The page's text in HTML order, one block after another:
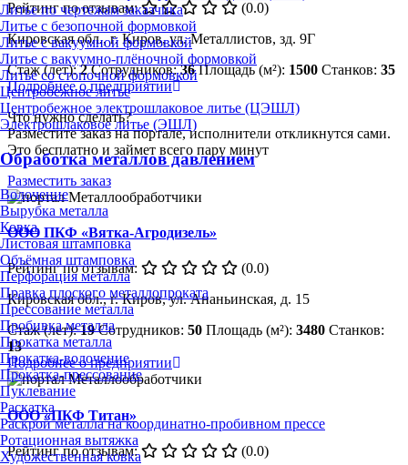
Литье по чертежам заказчика
Литье с безопочной формовкой
Литье с вакуумной формовкой
Литье с вакуумно-плёночной формовкой
Литье со стопочной формовкой
Центробежное литье
Центробежное электрошлаковое литье (ЦЭШЛ)
Электрошлаковое литье (ЭШЛ)
Обработка металлов давлением
Волочение
Вырубка металла
Ковка
Листовая штамповка
Объёмная штамповка
Перфорация металла
Правка плоского металлопроката
Прессование металла
Пробивка металла
Прокатка металла
Прокатка-волочение
Прокатка-прессование
Пуклевание
Раскатка
Раскрой металла на координатно-пробивном прессе
Ротационная вытяжка
Художественная ковка
Рейтинг по отзывам:
(0.0)
Кировская обл., г. Киров, ул. Металлистов, зд. 9Г
Стаж (лет):2 Сотрудников:36 Площадь (м²): 1500 Станков: 35
Подробнее о предприятии
Что нужно сделать?
Разместите заказ на портале, исполнители откликнутся сами.
Это бесплатно и займет всего пару минут
Разместить заказ
ООО ПКФ «Вятка-Агродизель»
Рейтинг по отзывам:
(0.0)
Кировская обл., г. Киров, ул. Ананьинская, д. 15
Стаж (лет):19 Сотрудников: 50 Площадь (м²): 3480 Станков:
13
Подробнее о предприятии
ООО «ПКФ Титан»
Рейтинг по отзывам:
(0.0)